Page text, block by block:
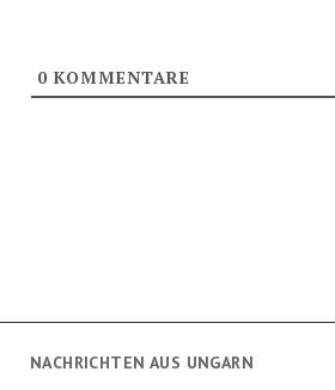
NACHRICHTEN AUS UNGARN
0KOMMENTARE